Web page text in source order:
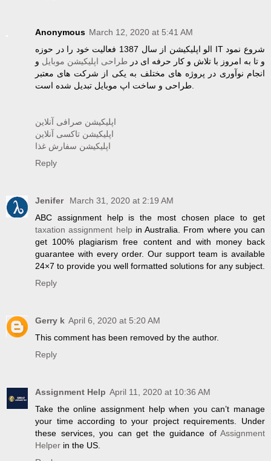
Anonymous March 12, 2020 at 5:41 AM
الو اپلیکیشن از سال 1387 فعالیت خود را در حوزه IT شروع نمود
و تا به امروز با تلاش و کار حرفه ای در طراحی اپلیکیشن موبایل و
انجام نوآوری در پروژه های مختلف به یکی از شرکت های معتبر
اپلیکیشن صرافی آنلاین
اپلیکیشن تاکسی آنلاین
اپلیکیشن سفارش غذا
Reply
Jenifer
March 31, 2020 at 2:19 AM
ABC assignment help is the most chosen place to get
taxation assignment helpin Australia. From where you can
get 100% plagiarism free content and with money back
guarantee with every order. Our support team is available
24×7 to provide you well formatted solutions for any subject.
Reply
Gerry k April 6, 2020 at 5:20 AM
This comment has been removed by the author.
Reply
Assignment Help April 11, 2020 at 10:36 AM
Take the online assignment help when you can’t manage
your time according to your project requirements. Under
these services, you can get the guidance of Assignment
Helper in the US.